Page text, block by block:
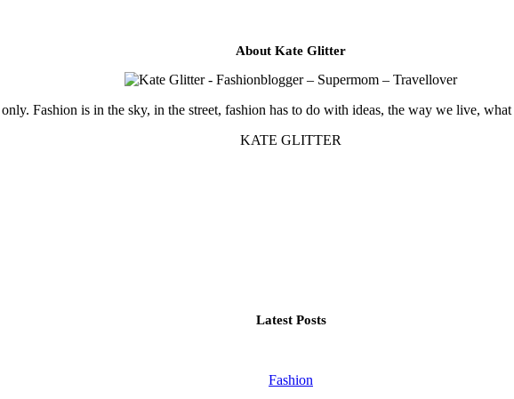
About Kate Glitter
Fashion is in the sky, in the street, fashion has to do with ideas, the way we live,
KATE GLITTER
Latest Posts
Fashion